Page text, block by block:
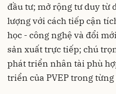
đầu tư; mở rộng tư duy từ
lượng với cách tiếp cận
học - công nghệ và đổi
sản xuất trực tiếp; chú
phát triển nhân tài phù
triển của PVEP trong